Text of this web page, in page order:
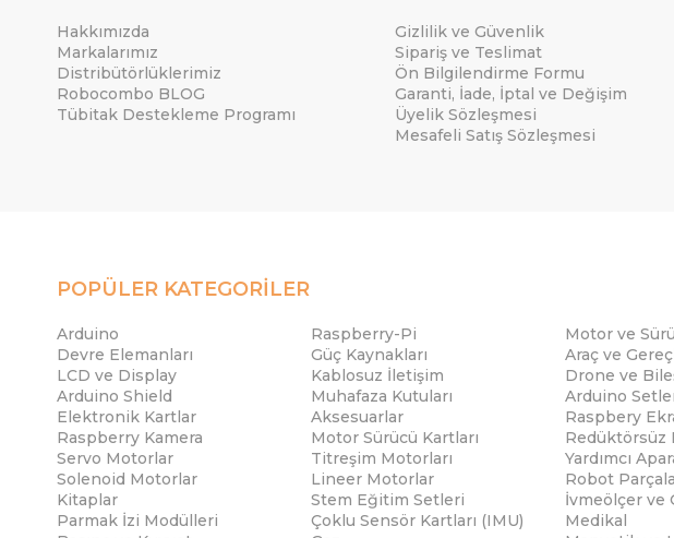
Hakkımızda
Markalarımız
Distribütörlüklerimiz
Robocombo BLOG
Tübitak Destekleme Programı
Gizlilik ve Güvenlik
Sipariş ve Teslimat
Ön Bilgilendirme Formu
Garanti, İade, İptal ve Değişim
Üyelik Sözleşmesi
Mesafeli Satış Sözleşmesi
POPÜLER KATEGORİLER
Arduino Raspberry-Pi Motor ve
Devre Elemanları
Güç Kaynakları Araç ve
LCD ve Display
Kablosuz İletişim Drone ve
Arduino Shield
Muhafaza Kutuları Arduino
Elektronik Kartlar
Aksesuarlar Raspbery
Raspberry Kamera
Motor Sürücü Kartları Redüktörsüz
Servo Motorlar
Titreşim Motorları Yardımcı
Solenoid Motorlar
Lineer Motorlar Robot
Kitaplar
Stem Eğitim Setleri İvmeölçer ve
Parmak İzi Modülleri
Çoklu Sensör Kartları (IMU) Medikal